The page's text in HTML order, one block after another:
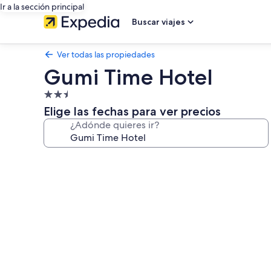
Ir a la sección principal
Buscar viajes
Ver todas las propiedades
Gumi Time Hotel
Propiedad
de
2.5
estrellas
Elige las fechas para ver precios
¿Adónde quieres ir?